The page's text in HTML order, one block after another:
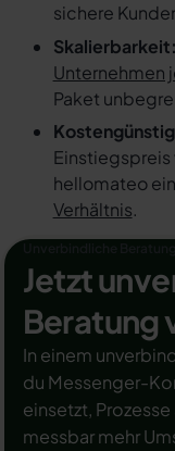
sichere
Skalierbarkeit:
Unternehmen
Paket
Einstiegspreis
hellomateo ein
Verhältnis.
Jetzt
Beratung
In einem
du Messenger-
einsetzt,
messbar mehr